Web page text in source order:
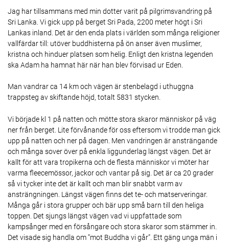
Jag har tillsammans med min dotter varit på pilgrimsvandring på
Sri Lanka. Vi gick upp på berget Sri Pada, 2200 meter högt i Sri
Lankas inland. Det är den enda plats i världen som många religioner
vallfärdar till: utöver buddhisterna på ön anser även muslimer,
kristna och hinduer platsen som helig. Enligt den kristna legenden
ska Adam ha hamnat här när han blev förvisad ur Eden.
Man vandrar ca 14 km och vägen är stenbelagd i uthuggna
trappsteg av skiftande höjd, totalt 5831 stycken.
Vi började kl 1 på natten och mötte stora skaror människor på väg
ner från berget. Lite förvånande för oss eftersom vi trodde man gick
upp på natten och ner på dagen. Men vandringen är ansträngande
och många sover över på enkla liggunderlag längst vägen. Det är
kallt för att vara tropikerna och de flesta människor vi möter har
varma fleecemössor, jackor och vantar på sig. Det är ca 20 grader
så vi tycker inte det är kallt och man blir snabbt varm av
ansträngningen. Längst vägen finns det te- och matserveringar.
Många går i stora grupper och bär upp små barn till den heliga
toppen. Det sjungs längst vägen vad vi uppfattade som
kampsånger med en försångare och stora skaror som stämmer in.
Det visade sig handla om ”mot Buddha vi går”. Ett gäng unga män i